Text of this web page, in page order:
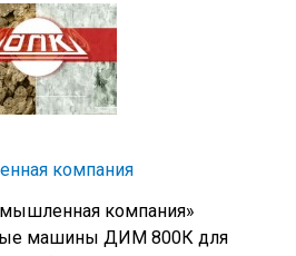
компания
компания»
машины ДИМ 800К для